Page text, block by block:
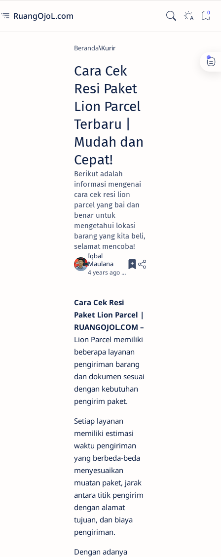
RuangOjoL.com
Beranda Kurir
Cara Cek
Resi Paket
Lion Parcel
Terbaru |
Mudah dan
Cepat!
Berikut adalah
informasi mengenai
cara cek resi lion
parcel yang bai dan
benar untuk
mengetahui lokasi
barang yang kita beli,
selamat mencoba!
4 years ago 2
Cara Cek Resi
Paket Lion Parcel |
RUANGOJOL.COM –
Lion Parcel memiliki
beberapa layanan
pengiriman barang
dan dokumen sesuai
dengan kebutuhan
pengirim paket.
Setiap layanan
memiliki estimasi
waktu pengiriman
yang berbeda-beda
menyesuaikan
muatan paket, jarak
antara titik pengirim
dengan alamat
tujuan, dan biaya
pengiriman.
Dengan adanya